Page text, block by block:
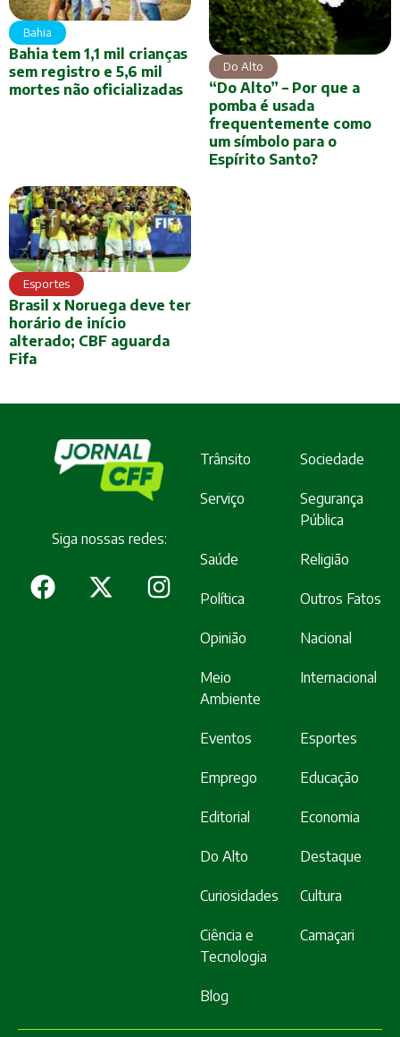
Bahia
Bahia tem 1,1 mil crianças
sem registro e 5,6 mil
mortes não oficializadas
Do Alto
“Do Alto” – Por que a
pomba é usada
frequentemente como
um símbolo para o
Espírito Santo?
Esportes
Brasil x Noruega deve ter
horário de início
alterado; CBF aguarda
Fifa
Siga nossas redes:
Trânsito Sociedade
Serviço
Segurança
Pública
Saúde Religião
Política Outros Fatos
Opinião Nacional
Meio
Ambiente
Internacional
Eventos Esportes
Emprego Educação
Editorial Economia
Do Alto Destaque
Curiosidades Cultura
Ciência e
Tecnologia
Camaçari
Blog